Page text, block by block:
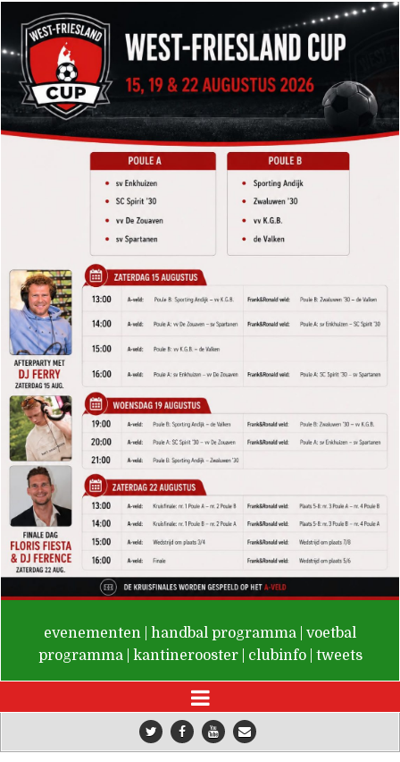
De Valken
evenementen handbal programma
voetbal
programma
kantinerooster clubinfo tweets